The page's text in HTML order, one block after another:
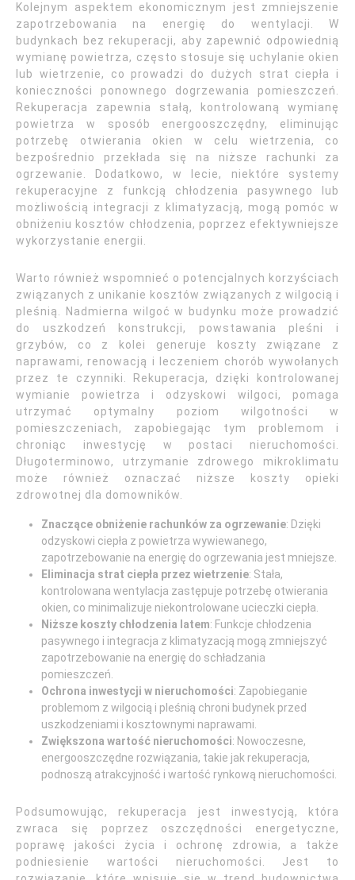
Kolejnym aspektem ekonomicznym jest zmniejszenie
zapotrzebowania na energię do wentylacji. W
budynkach bez rekuperacji, aby zapewnić odpowiednią
wymianę powietrza, często stosuje się uchylanie okien
lub wietrzenie, co prowadzi do dużych strat ciepła i
konieczności ponownego dogrzewania pomieszczeń.
Rekuperacja zapewnia stałą, kontrolowaną wymianę
powietrza w sposób energooszczędny, eliminując
potrzebę otwierania okien w celu wietrzenia, co
bezpośrednio przekłada się na niższe rachunki za
ogrzewanie. Dodatkowo, w lecie, niektóre systemy
rekuperacyjne z funkcją chłodzenia pasywnego lub
możliwością integracji z klimatyzacją, mogą pomóc w
obniżeniu kosztów chłodzenia, poprzez efektywniejsze
wykorzystanie energii.
Warto również wspomnieć o potencjalnych korzyściach
związanych z unikanie kosztów związanych z wilgocią i
pleśnią. Nadmierna wilgoć w budynku może prowadzić
do uszkodzeń konstrukcji, powstawania pleśni i
grzybów, co z kolei generuje koszty związane z
naprawami, renowacją i leczeniem chorób wywołanych
przez te czynniki. Rekuperacja, dzięki kontrolowanej
wymianie powietrza i odzyskowi wilgoci, pomaga
utrzymać optymalny poziom wilgotności w
pomieszczeniach, zapobiegając tym problemom i
chroniąc inwestycję w postaci nieruchomości.
Długoterminowo, utrzymanie zdrowego mikroklimatu
może również oznaczać niższe koszty opieki
zdrowotnej dla domowników.
Znaczące obniżenie rachunków za ogrzewanie: Dzięki
odzyskowi ciepła z powietrza wywiewanego,
zapotrzebowanie na energię do ogrzewania jest mniejsze.
Eliminacja strat ciepła przez wietrzenie: Stała,
kontrolowana wentylacja zastępuje potrzebę otwierania
okien, co minimalizuje niekontrolowane ucieczki ciepła.
Niższe koszty chłodzenia latem: Funkcje chłodzenia
pasywnego i integracja z klimatyzacją mogą zmniejszyć
zapotrzebowanie na energię do schładzania
pomieszczeń.
Ochrona inwestycji w nieruchomości: Zapobieganie
problemom z wilgocią i pleśnią chroni budynek przed
uszkodzeniami i kosztownymi naprawami.
Zwiększona wartość nieruchomości: Nowoczesne,
energooszczędne rozwiązania, takie jak rekuperacja,
podnoszą atrakcyjność i wartość rynkową nieruchomości.
Podsumowując, rekuperacja jest inwestycją, która
zwraca się poprzez oszczędności energetyczne,
poprawę jakości życia i ochronę zdrowia, a także
podniesienie wartości nieruchomości. Jest to